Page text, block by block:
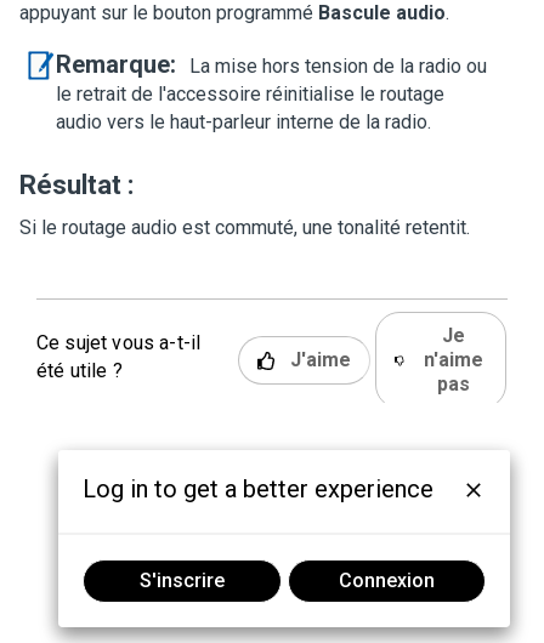
appuyant sur le bouton programmé Bascule audio.
Remarque:
La mise hors tension de la radio ou
le retrait de l'accessoire réinitialise le routage
audio vers le haut-parleur interne de la radio.
Résultat :
Si le routage audio est commuté, une tonalité retentit.
Ce sujet vous a-t-il
été utile ?
J'aime
Je
n'aime
pas
Log in to get a better experience
S'inscrire Connexion